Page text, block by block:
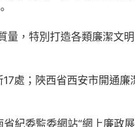
，特別打造各類廉潔文
處；陜西省西安市開通
紀委監委網站“網上廉政